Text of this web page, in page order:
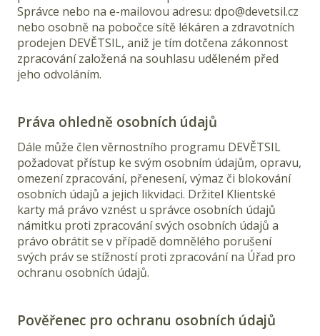
Správce nebo na e-mailovou adresu: dpo@devetsil.cz
nebo osobně na pobočce sítě lékáren a zdravotních
prodejen DEVĚTSIL, aniž je tím dotčena zákonnost
zpracování založená na souhlasu uděleném před
jeho odvoláním.
Práva ohledně osobních údajů
Dále může člen věrnostního programu DEVĚTSIL
požadovat přístup ke svým osobním údajům, opravu,
omezení zpracování, přenesení, výmaz či blokování
osobních údajů a jejich likvidaci. Držitel Klientské
karty má právo vznést u správce osobních údajů
námitku proti zpracování svých osobních údajů a
právo obrátit se v případě domnělého porušení
svých práv se stížností proti zpracování na Úřad pro
ochranu osobních údajů.
Pověřenec pro ochranu osobních údajů